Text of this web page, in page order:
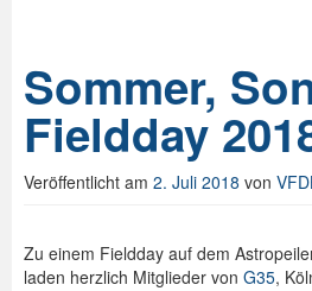
Sommer,
Fieldday
Veröffentlicht am 2. Juli 2018 von
Zu einem Fieldday auf dem
laden herzlich Mitglieder von G35,